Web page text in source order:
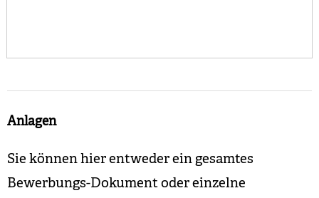
Anlagen
Sie können hier entweder ein gesamtes
Bewerbungs-Dokument oder einzelne